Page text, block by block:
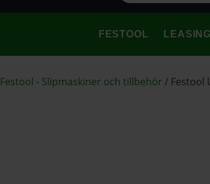
FESTOOL LEASING
Festool - Slipmaskiner och tillbehör / Festool